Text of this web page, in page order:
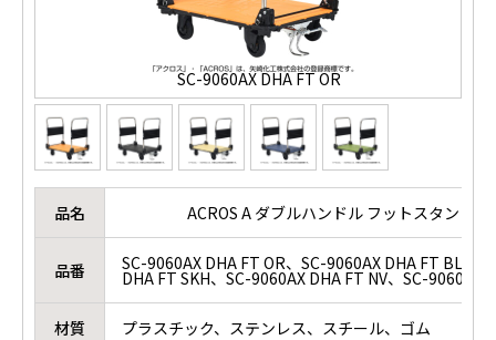
SC-9060AX DHA FT OR
品名 ACROS A ダブルハンドル フットスタンド付
品番 SC-9060AX DHA FT OR、SC-9060AX DHA FT BL、
DHA FT SKH、SC-9060AX DHA FT NV、SC-9060AX
材質 プラスチック、ステンレス、スチール、ゴム